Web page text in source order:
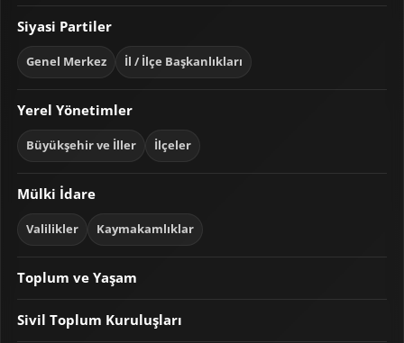
Siyasi Partiler
Genel Merkez İl / İlçe Başkanlıkları
Yerel Yönetimler
Büyükşehir ve İller İlçeler
Mülki İdare
Valilikler Kaymakamlıklar
Toplum ve Yaşam
Sivil Toplum Kuruluşları